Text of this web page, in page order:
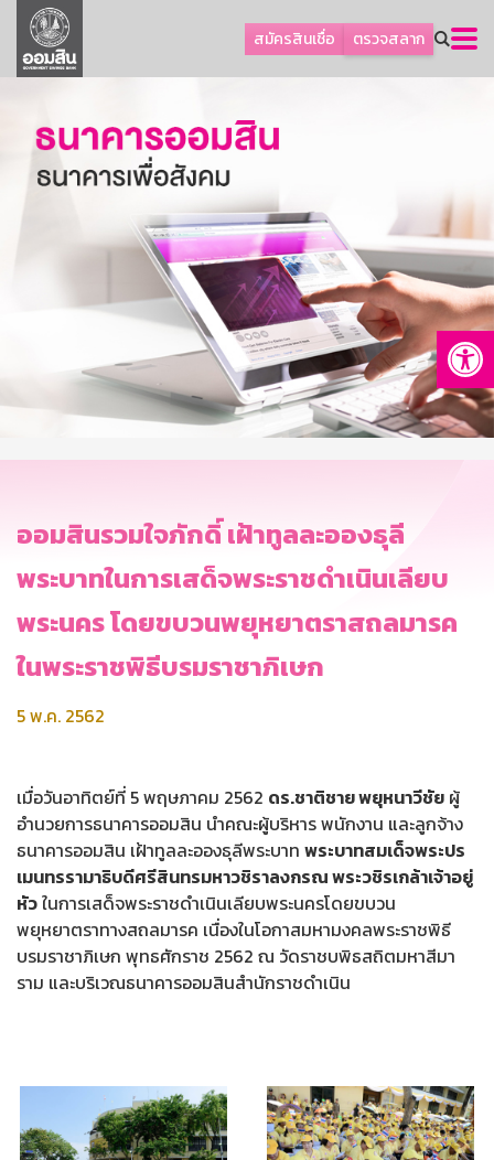
สมัครสินเชื่อ ตรวจสลาก
ลูกค้าธุรกิจ
ลูกค้าผู้ประกอบรายย่อย
ออมเพื่อสุข
เกี่ยวกับธนาคาร
การพัฒนาที่ยั่งยืน
บริการทางการเงิน
ติดต่อเรา
บริการออนไลน์
TH
EN
ออมสินรวมใจภักดิ์ เฝ้าทูลละอองธุลี
พระบาทในการเสด็จพระราชดำเนินเลียบ
พระนคร โดยขบวนพยุหยาตราสถลมารค
ในพระราชพิธีบรมราชาภิเษก
5 พ.ค. 2562
เมื่อวันอาทิตย์ที่ 5 พฤษภาคม 2562 ดร.ชาติชาย พยุหนาวีชัย ผู้
อำนวยการธนาคารออมสิน นำคณะผู้บริหาร พนักงาน และลูกจ้าง
ธนาคารออมสิน เฝ้าทูลละอองธุลีพระบาท พระบาทสมเด็จพระปร
เมนทรรามาธิบดีศรีสินทรมหาวชิราลงกรณ พระวชิรเกล้าเจ้าอยู่
หัวในการเสด็จพระราชดำเนินเลียบพระนครโดยขบวน
พยุหยาตราทางสถลมารค เนื่องในโอกาสมหามงคลพระราชพิธี
บรมราชาภิเษก พุทธศักราช 2562 ณ วัดราชบพิธสถิตมหาสีมา
ราม และบริเวณธนาคารออมสินสำนักราชดำเนิน